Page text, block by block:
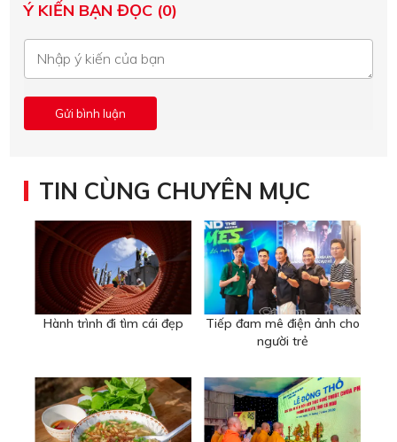
Ý KIẾN BẠN ĐỌC (0)
TIN CÙNG CHUYÊN MỤC
Hành trình đi tìm cái đẹp
Tiếp đam mê điện ảnh cho
người trẻ